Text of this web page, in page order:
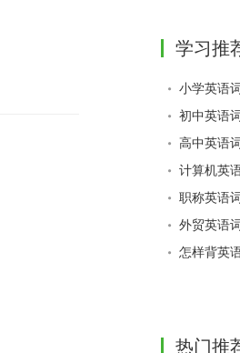
学习推
小学英语
初中英语
高中英语
计算机英
职称英语
外贸英语
怎样背英
热门推